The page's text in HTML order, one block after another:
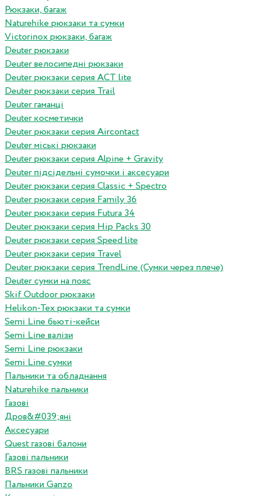
Рюкзаки, багаж
Naturehike рюкзаки та сумки
Victorinox рюкзаки, багаж
Deuter рюкзаки
Deuter велосипедні рюкзаки
Deuter рюкзаки серия ACT lite
Deuter рюкзаки серия Trail
Deuter гаманці
Deuter косметички
Deuter рюкзаки серия Aircontact
Deuter міські рюкзаки
Deuter рюкзаки серия Alpine + Gravity
Deuter підсідельні сумочки і аксесуари
Deuter рюкзаки серия Classic + Spectro
Deuter рюкзаки серия Family 36
Deuter рюкзаки серия Futura 34
Deuter рюкзаки серия Hip Packs 30
Deuter рюкзаки серия Speed lite
Deuter рюкзаки серия Travel
Deuter рюкзаки серия TrendLine (Сумки через плече)
Deuter сумки на пояс
Skif Outdoor рюкзаки
Helikon-Tex рюкзаки та сумки
Semi Line бьюті-кейси
Semi Line валізи
Semi Line рюкзаки
Semi Line сумки
Пальники та обладнання
Naturehike пальники
Газові
Дров&#039;яні
Аксесуари
Quest газові балони
Газові пальники
BRS газові пальники
Пальники Ganzo